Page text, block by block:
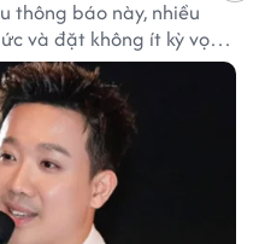
thông báo này, nhiều
và đặt không ít kỳ vọng